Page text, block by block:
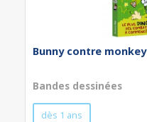
Bunny contre monkey
Bandes dessinées
dès 1 ans